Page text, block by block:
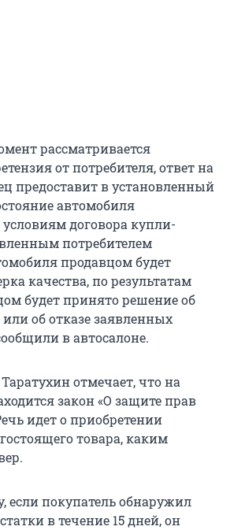
рассматривается
от потребителя, ответ на
предоставит в установленный
автомобиля
условиям договора купли-
потребителем
продавцом будет
качества, по результатам
будет принято решение об
об отказе заявленных
в автосалоне.
отмечает, что на
закон «О защите прав
идет о приобретении
товара, каким
если покупатель обнаружил
в течение 15 дней, он